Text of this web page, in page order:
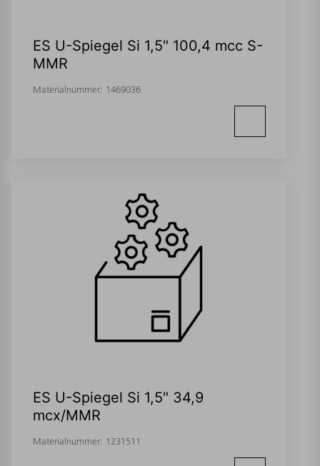
ES U-Spiegel Si 1,5" 100,4 mcc S-
MMR
Materialnummer: 1469036
ES U-Spiegel Si 1,5" 34,9
mcx/MMR
Materialnummer: 1231511